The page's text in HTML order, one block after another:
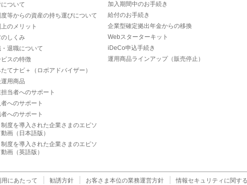
ついて
等からの資産の持ち運びについて
のメリット
しくみ
退職について
スの特徴
てナビ＋（ロボアドバイザー）
用商品
当者へのサポート
へのサポート
へのサポート
制度を導入された企業さまのエピソ
画（日本語版）
制度を導入された企業さまのエピソ
画（英語版）
加入期間中のお手続き
給付のお手続き
企業型確定拠出年金からの移換
Webスターターキット
iDeCo申込手続き
運用商品ラインアップ（販売停止）
用にあたって 勧誘方針 お客さま本位の業務運営方針 情報セキュリティに関す